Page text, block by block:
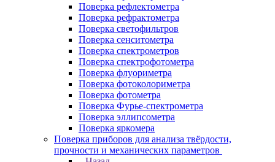
Поверка рефлектометра
Поверка рефрактометра
Поверка светофильтров
Поверка сенситометра
Поверка спектрометров
Поверка спектрофотометра
Поверка флуориметра
Поверка фотоколориметра
Поверка фотометра
Поверка Фурье-спектрометра
Поверка эллипсометра
Поверка яркомера
Поверка приборов для анализа твёрдости,
прочности и механических параметров